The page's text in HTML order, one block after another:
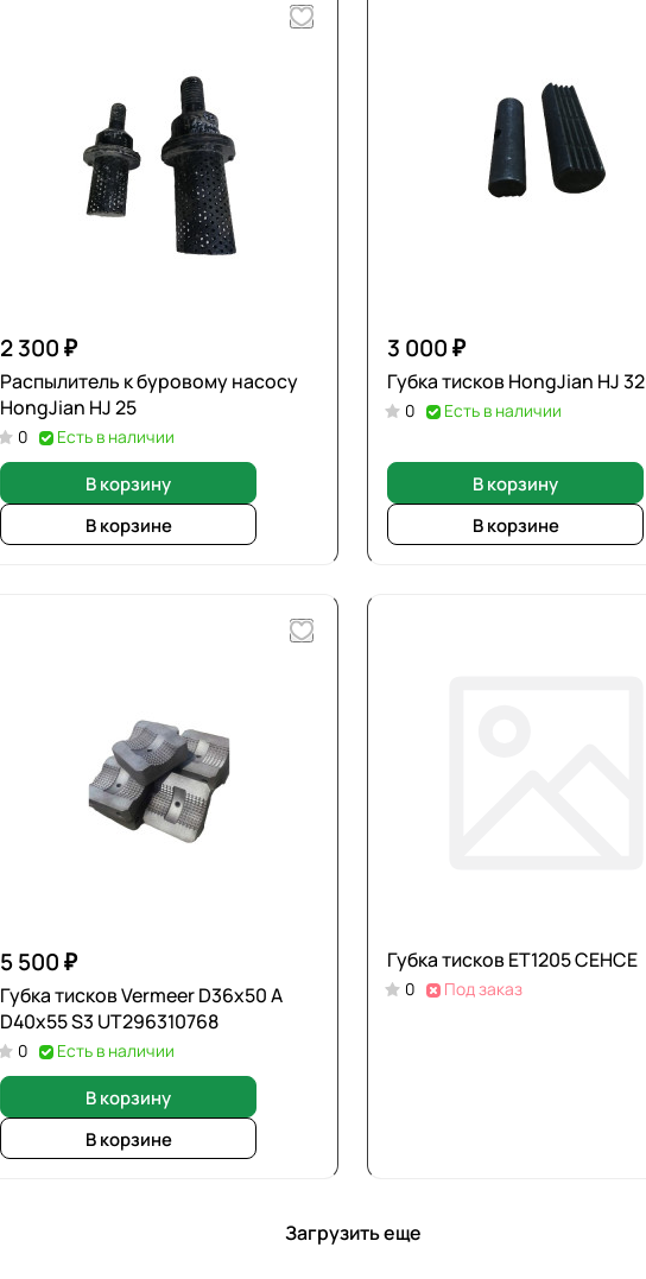
2 300 ₽
Распылитель к буровому насосу
HongJian HJ 25
0 Есть в наличии
В корзину
В корзине
3 000 ₽
Губка тисков HongJian HJ 32
0 Есть в наличии
В корзину
В корзине
5 500 ₽
Губка тисков Vermeer D36х50 A
D40х55 S3 UT296310768
0 Есть в наличии
В корзину
В корзине
Губка тисков ET1205 СЕНСЕ
0 Под заказ
Загрузить еще